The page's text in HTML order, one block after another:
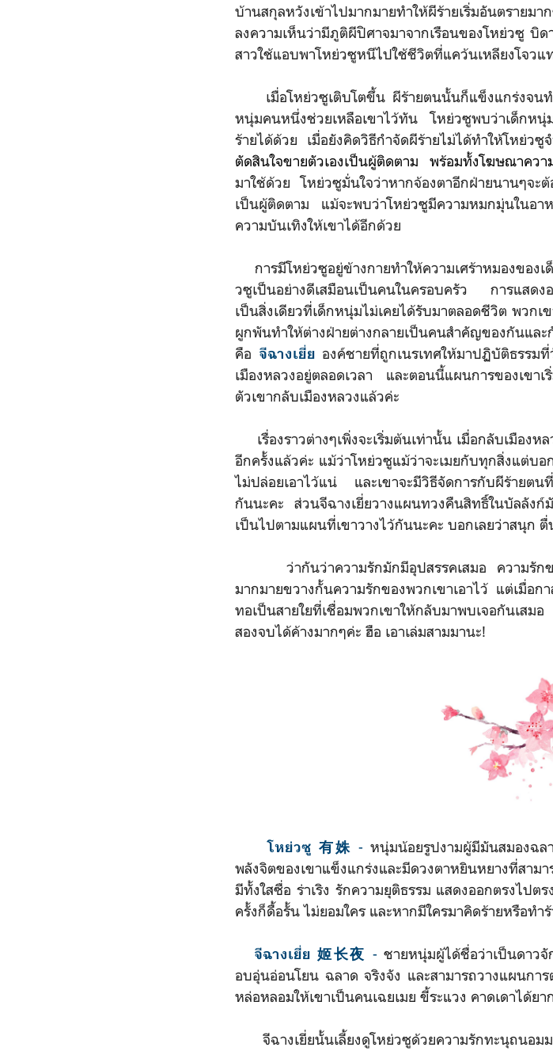
บ้านสกุลหวังเข้าไปมากมายทำให้ผีร้ายเริ่มอันตรายม
ลงความเห็นว่ามีภูติผีปิศาจมาจากเรือนของโหย่วซู
สาวใช้แอบพาโหย่วซูหนีไปใช้ชีวิตที่แคว้นเหลียงโจวแ
เมื่อโหย่วซูเติบโตขึ้น ผีร้ายตนนั้นก็แข็งแกร่งจนท
หนุ่มคนหนึ่งช่วยเหลือเขาไว้ทัน โหย่วซูพบว่าเด็กหนุ่
ร้ายได้ด้วย เมื่อยังคิดวิธีกำจัดผีร้ายไม่ได้ทำให้โหย่ว
ตัดสินใจขายตัวเองเป็นผู้ติดตาม พร้อมทั้งโฆษณาควา
มาใช้ด้วย โหย่วซูมั่นใจว่าหากจ้องตาอีกฝ่ายนานๆจ
เป็นผู้ติดตาม แม้จะพบว่าโหย่วซูมีความหมกมุ่นในอ
ความบันเทิงให้เขาได้อีกด้วย
การมีโหย่วซูอยู่ข้างกายทำให้ความเศร้าหมองของเ
วซูเป็นอย่างดีเสมือนเป็นคนในครอบครัว การแสดง
เป็นสิ่งเดียวที่เด็กหนุ่มไม่เคยได้รับมาตลอดชีวิต พวก
ผูกพันทำให้ต่างฝ่ายต่างกลายเป็นคนสำคัญของกันแ
คือ จีฉางเยี่ย องค์ชายที่ถูกเนรเทศให้มาปฏิบัติธรร
เมืองหลวงอยู่ตลอดเวลา และตอนนี้แผนการของเขาเ
ตัวเขากลับเมืองหลวงแล้วค่ะ
เรื่องราวต่างๆเพิ่งจะเริ่มต้นเท่านั้น เมื่อกลับเมืองห
อีกครั้งแล้วค่ะ แม้ว่าโหย่วซูแม้ว่าจะเมยกับทุกสิ่งแต่บอ
ไม่ปล่อยเอาไว้แน่ และเขาจะมีวิธีจัดการกับผีร้ายตน
กันนะคะ ส่วนจีฉางเยี่ยวางแผนทวงคืนสิทธิ์ในบัลลังก์
เป็นไปตามแผนที่เขาวางไว้กันนะคะ บอกเลยว่าสนุก
ว่ากันว่าความรักมักมีอุปสรรคเสมอ ความรักขอ
มากมายขวางกั้นความรักของพวกเขาเอาไว้ แต่เมื่อก
ทอเป็นสายใยที่เชื่อมพวกเขาให้กลับมาพบเจอกันเสมอ
สองจบได้ค้างมากๆค่ะ ฮือ เอาเล่มสามมานะ!
โหย่วซู 有姝 - หนุ่มน้อยรูปงามผู้มีมันสมองฉล
พลังจิตของเขาแข็งแกร่งและมีดวงตาหยินหยางที่สา
มีทั้งใสซื่อ ร่าเริง รักความยุติธรรม แสดงออกตรงไปต
ครั้งก็ดื้อรั้น ไม่ยอมใคร และหากมีใครมาคิดร้ายหรือท
จีฉางเยี่ย 姬长夜 -ชายหนุ่มผู้ได้ชื่อว่าเป็นดาว
อบอุ่นอ่อนโยน ฉลาด จริงจัง และสามารถวางแผนกา
หล่อหลอมให้เขาเป็นคนเฉยเมย ขี้ระแวง คาดเดาได้ย
จีฉางเยี่ยนั้นเลี้ยงดูโหย่วซูด้วยความรักทะนุถนอมม